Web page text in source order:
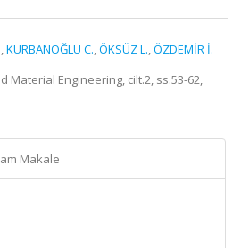
,KURBANOĞLU C.,ÖKSÜZ L.,ÖZDEMİR İ.
Material Engineering, cilt.2, ss.53-62,
Makale